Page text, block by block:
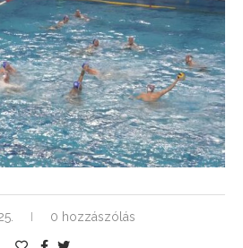
0 hozzászólás